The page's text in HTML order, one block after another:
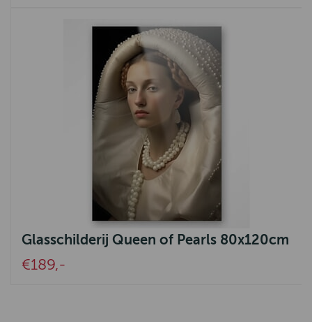
Glasschilderij Queen of Pearls 80x120cm
€189,-